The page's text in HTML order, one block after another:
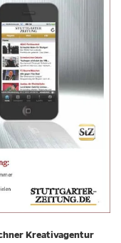
Kreativagentur